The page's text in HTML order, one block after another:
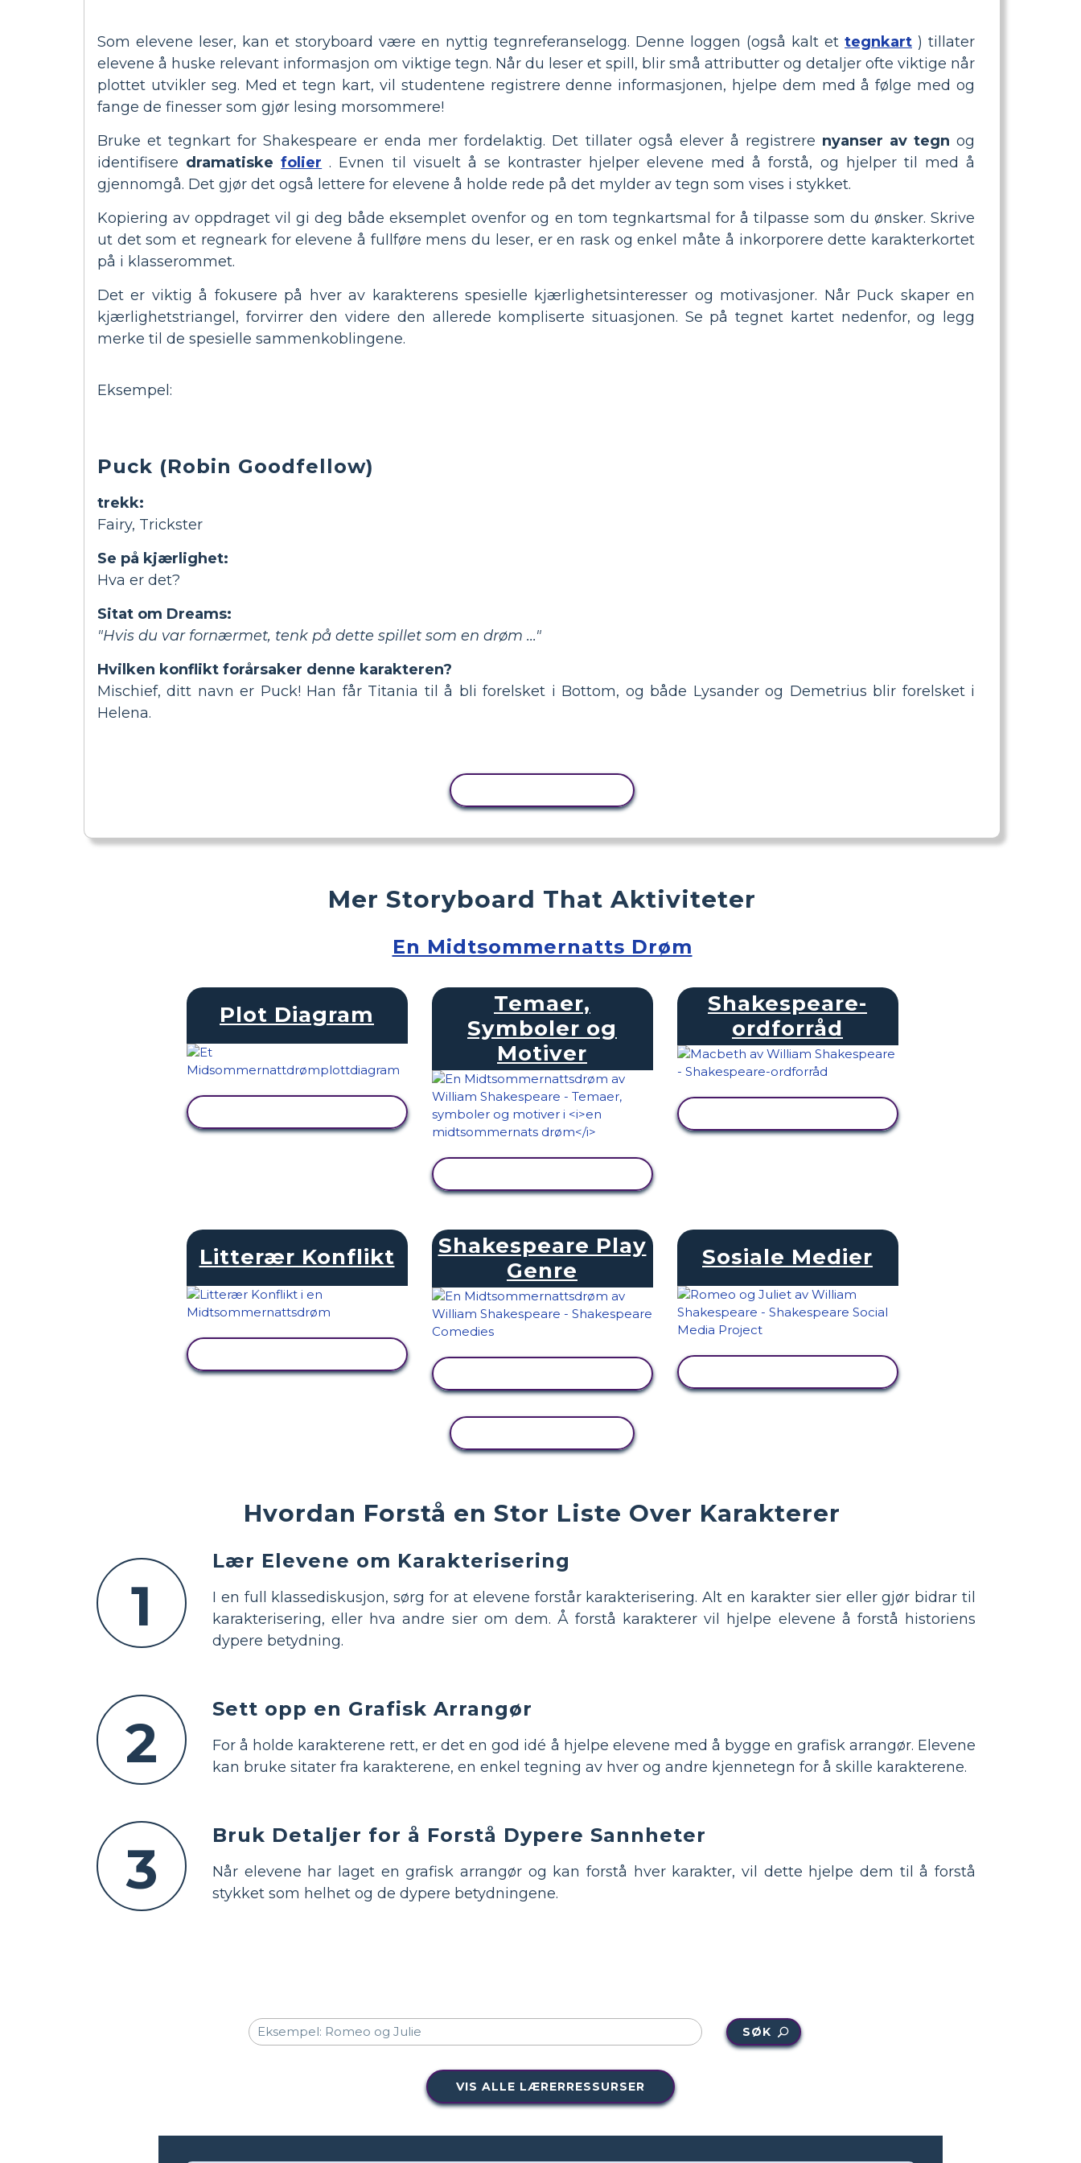
Som elevene leser, kan et storyboard være en nyttig tegnreferanselogg. Denne loggen (også kalt et tegnkart ) tillater
elevene å huske relevant informasjon om viktige tegn. Når du leser et spill, blir små attributter og detaljer ofte viktige når
plottet utvikler seg. Med et tegn kart, vil studentene registrere denne informasjonen, hjelpe dem med å følge med og
fange de finesser som gjør lesing morsommere!
Bruke et tegnkart for Shakespeare er enda mer fordelaktig. Det tillater også elever å registrere nyanser av tegn og
identifisere dramatiskefolier . Evnen til visuelt å se kontraster hjelper elevene med å forstå, og hjelper til med å
gjennomgå. Det gjør det også lettere for elevene å holde rede på det mylder av tegn som vises i stykket.
Kopiering av oppdraget vil gi deg både eksemplet ovenfor og en tom tegnkartsmal for å tilpasse som du ønsker. Skrive
ut det som et regneark for elevene å fullføre mens du leser, er en rask og enkel måte å inkorporere dette karakterkortet
på i klasserommet.
Det er viktig å fokusere på hver av karakterens spesielle kjærlighetsinteresser og motivasjoner. Når Puck skaper en
kjærlighetstriangel, forvirrer den videre den allerede kompliserte situasjonen. Se på tegnet kartet nedenfor, og legg
merke til de spesielle sammenkoblingene.
Eksempel:
Puck (Robin Goodfellow)
trekk:
Fairy, Trickster
Se på kjærlighet:
Hva er det?
Sitat om Dreams:
"Hvis du var fornærmet, tenk på dette spillet som en drøm ..."
Hvilken konflikt forårsaker denne karakteren?
Mischief, ditt navn er Puck! Han får Titania til å bli forelsket i Bottom, og både Lysander og Demetrius blir forelsket i
Helena.
Hvordan Forstå en Stor Liste Over Karakterer
1
Lær Elevene om Karakterisering
I en full klassediskusjon, sørg for at elevene forstår karakterisering. Alt en karakter sier eller gjør bidrar til
karakterisering, eller hva andre sier om dem. Å forstå karakterer vil hjelpe elevene å forstå historiens
dypere betydning.
2
Sett opp en Grafisk Arrangør
For å holde karakterene rett, er det en god idé å hjelpe elevene med å bygge en grafisk arrangør. Elevene
kan bruke sitater fra karakterene, en enkel tegning av hver og andre kjennetegn for å skille karakterene.
3
Bruk Detaljer for å Forstå Dypere Sannheter
Når elevene har laget en grafisk arrangør og kan forstå hver karakter, vil dette hjelpe dem til å forstå
stykket som helhet og de dypere betydningene.
Mer Storyboard That Aktiviteter
En Midtsommernatts Drøm
Plot Diagram
Temaer,
Symboler og
Motiver
Shakespeare-
ordforråd
Litterær Konflikt
Shakespeare Play
Genre
Sosiale Medier
SØK
VIS ALLE LÆRERRESSURSER